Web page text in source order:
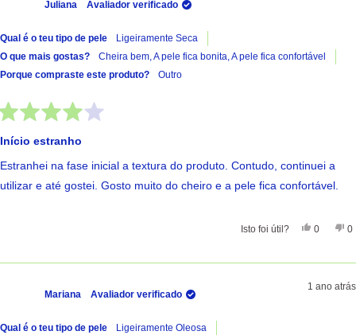
Juliana Avaliador verificado
Qual é o teu tipo de pele
Ligeiramente Seca
O que mais gostas?
Cheira bem, A pele fica bonita, A pele fica confortável
Porque compraste este produto?
Outro
Início estranho
Estranhei na fase inicial a textura do produto. Contudo, continuei a
utilizar e até gostei. Gosto muito do cheiro e a pele fica confortável.
Isto foi útil? Sim,
0 0
Mariana Avaliador verificado
1 ano atrás
Qual é o teu tipo de pele
Ligeiramente Oleosa